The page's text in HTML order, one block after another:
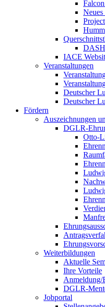
Neues
DASH
IACE
Veranstaltungen
Deutscher
Deutscher
Fördern
Auszeichnungen
DGLR-
Otto-
Weiterbildungen
Aktuelle
Ihre Vorteile
Anmeldung/
DGLR-
Jobportal